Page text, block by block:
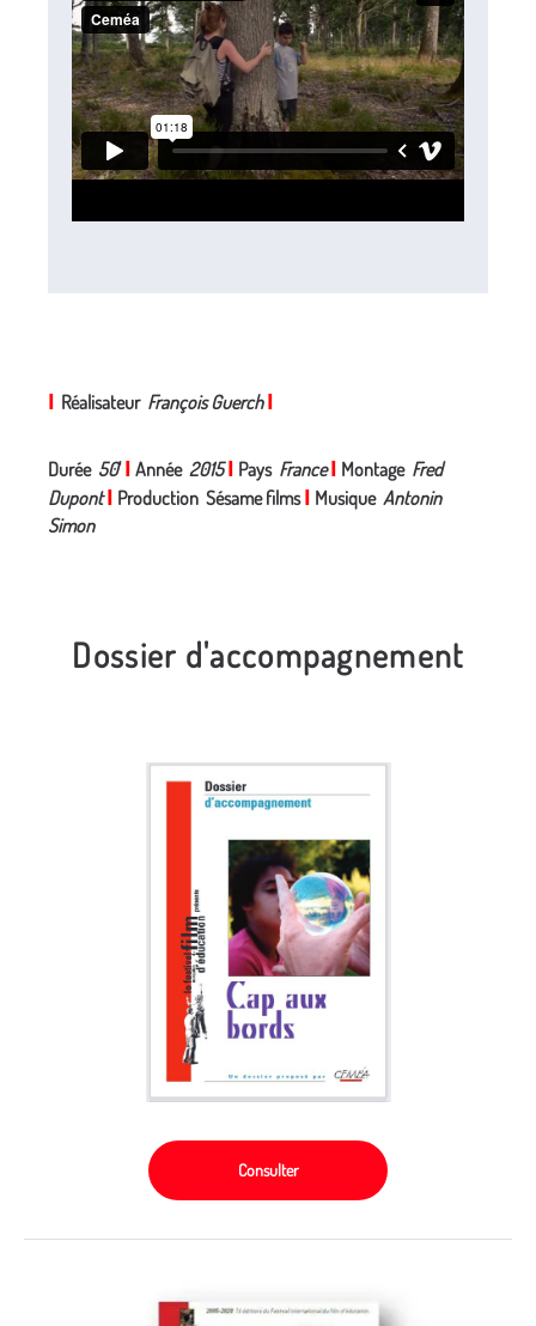
Réalisateur François Guerch
Durée 50' Année 2015 Pays France Montage Fred
Dupont
Production Sésame films Musique Antonin
Simon
Dossier d'accompagnement
Consulter